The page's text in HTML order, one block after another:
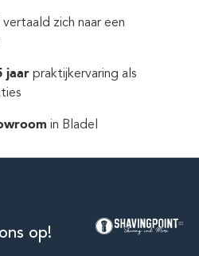
vertaald zich naar een
jaar praktijkervaring als
in Bladel
op!